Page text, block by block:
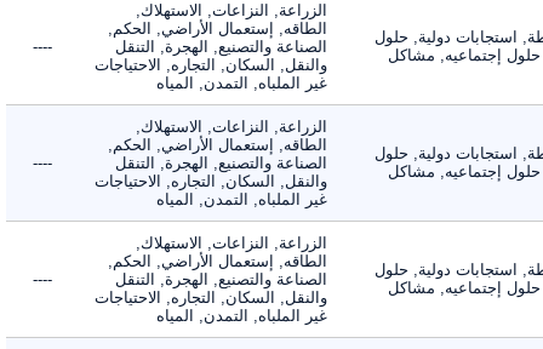
استجابات دولية, حلول
إجتماعيه, مشاكل
الزراعة, النزاعات, الاستهلاك,
الطاقه, إستعمال الأراضي, الحكم,
الصناعة والتصنيع, الهجرة, التنقل
والنقل, السكان, التجاره, الاحتياجات
غير الملباه, التمدن, المياه
----
استجابات دولية, حلول
إجتماعيه, مشاكل
الزراعة, النزاعات, الاستهلاك,
الطاقه, إستعمال الأراضي, الحكم,
الصناعة والتصنيع, الهجرة, التنقل
والنقل, السكان, التجاره, الاحتياجات
غير الملباه, التمدن, المياه
----
استجابات دولية, حلول
إجتماعيه, مشاكل
الزراعة, النزاعات, الاستهلاك,
الطاقه, إستعمال الأراضي, الحكم,
الصناعة والتصنيع, الهجرة, التنقل
والنقل, السكان, التجاره, الاحتياجات
غير الملباه, التمدن, المياه
----